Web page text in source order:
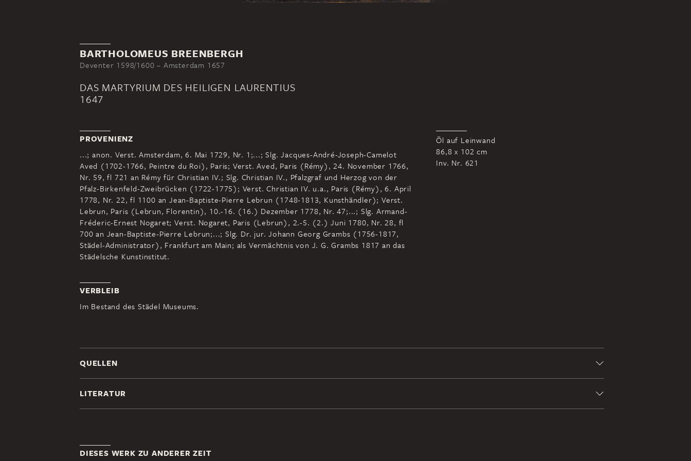
BARTHOLOMEUS BREENBERGH
Deventer 1598/1600 – Amsterdam 1657
DAS MARTYRIUM DES HEILIGEN LAURENTIUS
1647
PROVENIENZ
...; anon. Verst. Amsterdam, 6. Mai 1729, Nr. 1;...; Slg. Jacques-André-Joseph-Camelot
Aved (1702-1766, Peintre du Roi), Paris; Verst. Aved, Paris (Rémy), 24. November 1766,
Nr. 59, fl 721 an Rémy für Christian IV.; Slg. Christian IV., Pfalzgraf und Herzog von der
Pfalz-Birkenfeld-Zweibrücken (1722-1775); Verst. Christian IV. u.a., Paris (Rémy), 6. April
1778, Nr. 22, fl 1100 an Jean-Baptiste-Pierre Lebrun (1748-1813, Kunsthändler); Verst.
Lebrun, Paris (Lebrun, Florentin), 10.-16. (16.) Dezember 1778, Nr. 47;...; Slg. Armand-
Fréderic-Ernest Nogaret; Verst. Nogaret, Paris (Lebrun), 2.-5. (2.) Juni 1780, Nr. 28, fl
700 an Jean-Baptiste-Pierre Lebrun;...; Slg. Dr. jur. Johann Georg Grambs (1756-1817,
Städel-Administrator), Frankfurt am Main; als Vermächtnis von J. G. Grambs 1817 an das
Städelsche Kunstinstitut.
Öl auf Leinwand
86,8 x 102 cm
Inv. Nr. 621
VERBLEIB
Im Bestand des Städel Museums.
QUELLEN
LITERATUR
DIESES WERK ZU ANDERER ZEIT